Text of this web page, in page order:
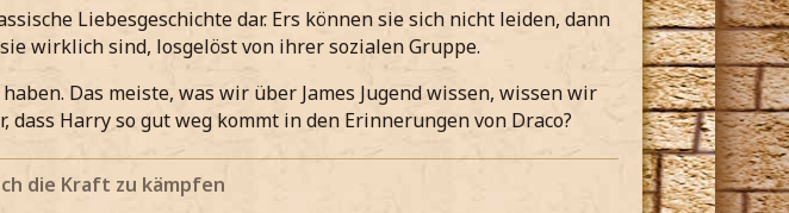
Liebesgeschichte dar. Ers können sie sich nicht leiden, dann
wirklich sind, losgelöst von ihrer sozialen Gruppe.
Das meiste, was wir über James Jugend wissen, wissen wir
Harry so gut weg kommt in den Erinnerungen von Draco?
die Kraft zu kämpfen